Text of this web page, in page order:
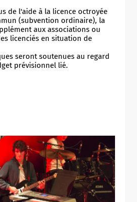
de l'aide à la licence octroyée
(subvention ordinaire), la
aux associations ou
licenciés en situation de
seront soutenues au regard
prévisionnel lié.